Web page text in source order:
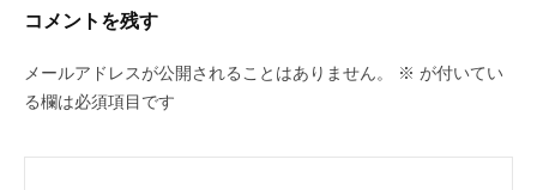
コメントを残す
メールアドレスが公開されることはありません。 ※ が付いてい
る欄は必須項目です